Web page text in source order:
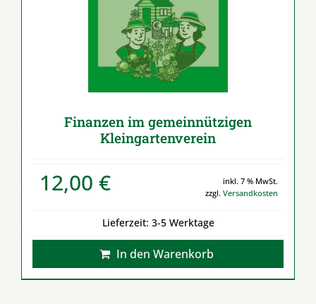
Finanzen im gemeinnützigen
Kleingartenverein
12,00 €
inkl. 7 % MwSt.
zzgl.Versandkosten
Lieferzeit: 3-5 Werktage
In den Warenkorb